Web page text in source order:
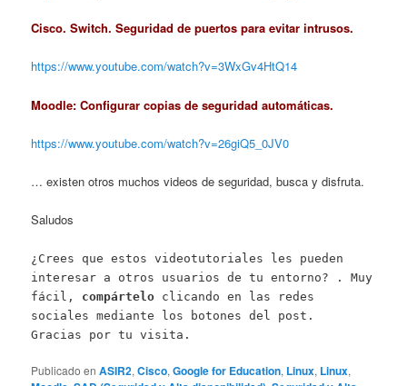
Cisco. Switch. Seguridad de puertos para evitar intrusos.
https://www.youtube.com/watch?v=3WxGv4HtQ14
Moodle: Configurar copias de seguridad automáticas.
https://www.youtube.com/watch?v=26giQ5_0JV0
… existen otros muchos videos de seguridad, busca y disfruta.
Saludos
¿Crees que estos videotutoriales les pueden
interesar a otros usuarios de tu entorno? . Muy
fácil, compártelo clicando en las redes
sociales mediante los botones del post.
Gracias por tu visita.
Publicado en ASIR2,Cisco,Google for Education, Linux, Linux,